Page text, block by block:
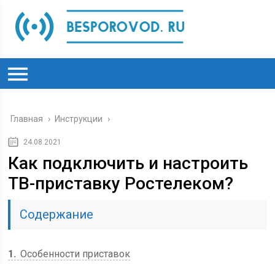
Главная › Инструкции ›
24.08.2021
Как подключить и настроить
ТВ-приставку Ростелеком?
Содержание
1
Особенности приставок